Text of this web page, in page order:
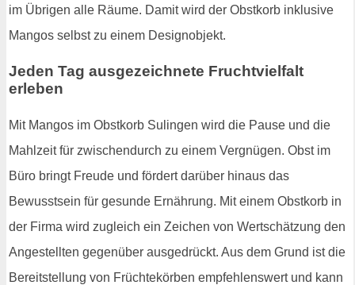
im Übrigen alle Räume. Damit wird der Obstkorb inklusive
Mangos selbst zu einem Designobjekt.
Jeden Tag ausgezeichnete Fruchtvielfalt
erleben
Mit Mangos im Obstkorb Sulingen wird die Pause und die
Mahlzeit für zwischendurch zu einem Vergnügen. Obst im
Büro bringt Freude und fördert darüber hinaus das
Bewusstsein für gesunde Ernährung. Mit einem Obstkorb in
der Firma wird zugleich ein Zeichen von Wertschätzung den
Angestellten gegenüber ausgedrückt. Aus dem Grund ist die
Bereitstellung von Früchtekörben empfehlenswert und kann